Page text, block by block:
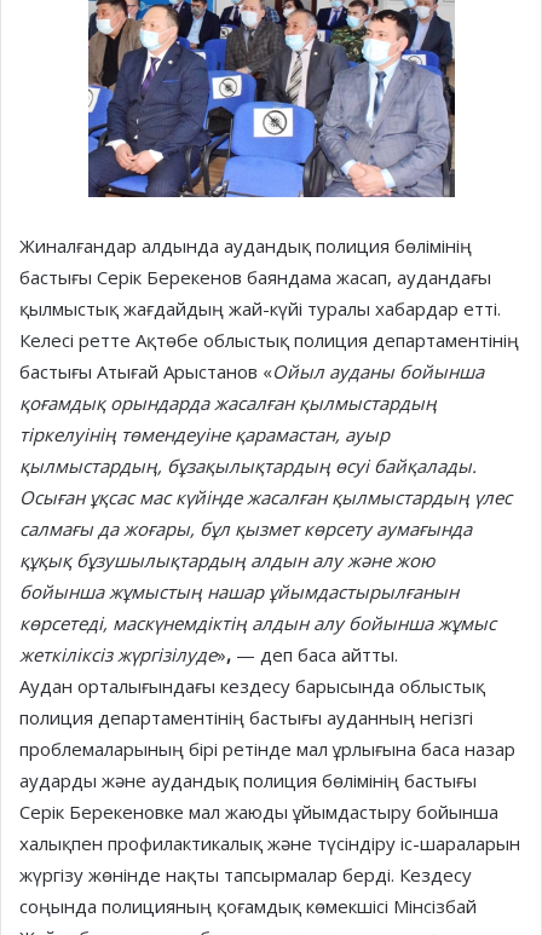
Жиналғандар алдында аудандық полиция бөлімінің
бастығы Серік Берекенов баяндама жасап, аудандағы
қылмыстық жағдайдың жай-күйі туралы хабардар етті.
Келесі ретте Ақтөбе облыстық полиция департаментінің
бастығы Атығай Арыстанов «Ойыл ауданы бойынша
қоғамдық орындарда жасалған қылмыстардың
тіркелуінің төмендеуіне қарамастан, ауыр
қылмыстардың, бұзақылықтардың өсуі байқалады.
Осыған ұқсас мас күйінде жасалған қылмыстардың үлес
салмағы да жоғары, бұл қызмет көрсету аумағында
құқық бұзушылықтардың алдын алу және жою
бойынша жұмыстың нашар ұйымдастырылғанын
көрсетеді, маскүнемдіктің алдын алу бойынша жұмыс
жеткіліксіз жүргізілуде», — деп баса айтты.
Аудан орталығындағы кездесу барысында облыстық
полиция департаментінің бастығы ауданның негізгі
проблемаларының бірі ретінде мал ұрлығына баса назар
аударды және аудандық полиция бөлімінің бастығы
Серік Берекеновке мал жаюды ұйымдастыру бойынша
халықпен профилактикалық және түсіндіру іс-шараларын
жүргізу жөнінде нақты тапсырмалар берді. Кездесу
соңында полицияның қоғамдық көмекшісі Мінсізбай